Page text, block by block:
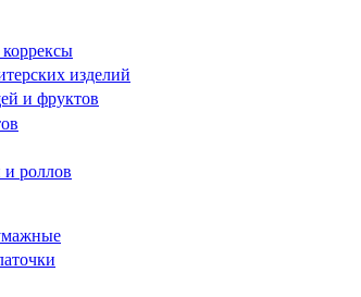
изделий
и фруктов
роллов